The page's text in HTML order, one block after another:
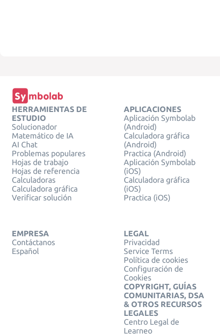
HERRAMIENTAS DE
ESTUDIO
Solucionador
Matemático de IA
AI Chat
Problemas populares
Hojas de trabajo
Hojas de referencia
Calculadoras
Calculadora gráfica
Verificar solución
APLICACIONES
Aplicación Symbolab
(Android)
Calculadora gráfica
(Android)
Practica (Android)
Aplicación Symbolab
(iOS)
Calculadora gráfica
(iOS)
Practica (iOS)
EMPRESA
Contáctanos
Español
LEGAL
Privacidad
Service Terms
Política de cookies
Configuración de
Cookies
COPYRIGHT, GUÍAS
COMUNITARIAS, DSA
& OTROS RECURSOS
LEGALES
Centro Legal de
Learneo